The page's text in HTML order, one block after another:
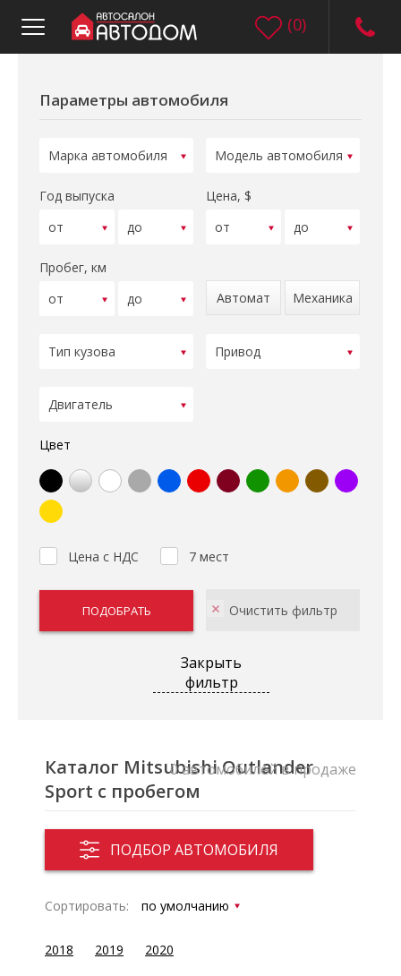
(0)
Параметры автомобиля
Год выпуска Цена, $
Пробег, км
Автомат
Механика
Цвет
Цена с НДС 7 мест
Закрыть
фильтр
Каталог Mitsubishi Outlander
Sport с пробегом
ПОДБОР АВТОМОБИЛЯ
0 автомобилей в продаже
Сортировать:
2018 2019 2020